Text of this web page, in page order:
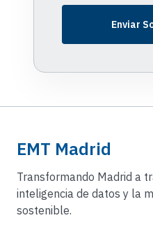
Enviar
EMT Madrid
Transformando Madrid a
inteligencia de datos y la
sostenible.